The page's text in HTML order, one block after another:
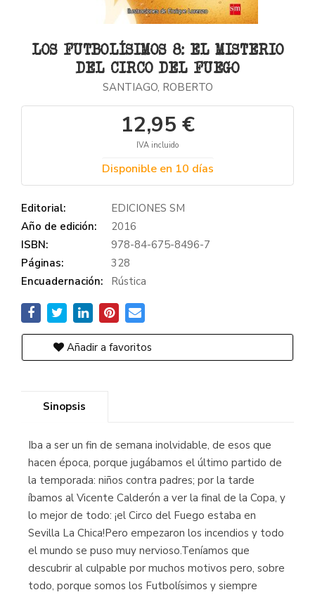
LOS FUTBOLÍSIMOS 8: EL MISTERIO
DEL CIRCO DEL FUEGO
SANTIAGO, ROBERTO
12,95 €
IVA incluido
Disponible en 10 días
Editorial:
EDICIONES SM
Año de edición:
2016
ISBN:
978-84-675-8496-7
Páginas:
328
Encuadernación:
Rústica
Añadir a favoritos
Sinopsis
Iba a ser un fin de semana inolvidable, de esos que
hacen época, porque jugábamos el último partido de
la temporada: niños contra padres; por la tarde
íbamos al Vicente Calderón a ver la final de la Copa, y
lo mejor de todo: ¡el Circo del Fuego estaba en
Sevilla La Chica!Pero empezaron los incendios y todo
el mundo se puso muy nervioso.Teníamos que
descubrir al culpable por muchos motivos pero, sobre
todo, porque somos los Futbolísimos y siempre